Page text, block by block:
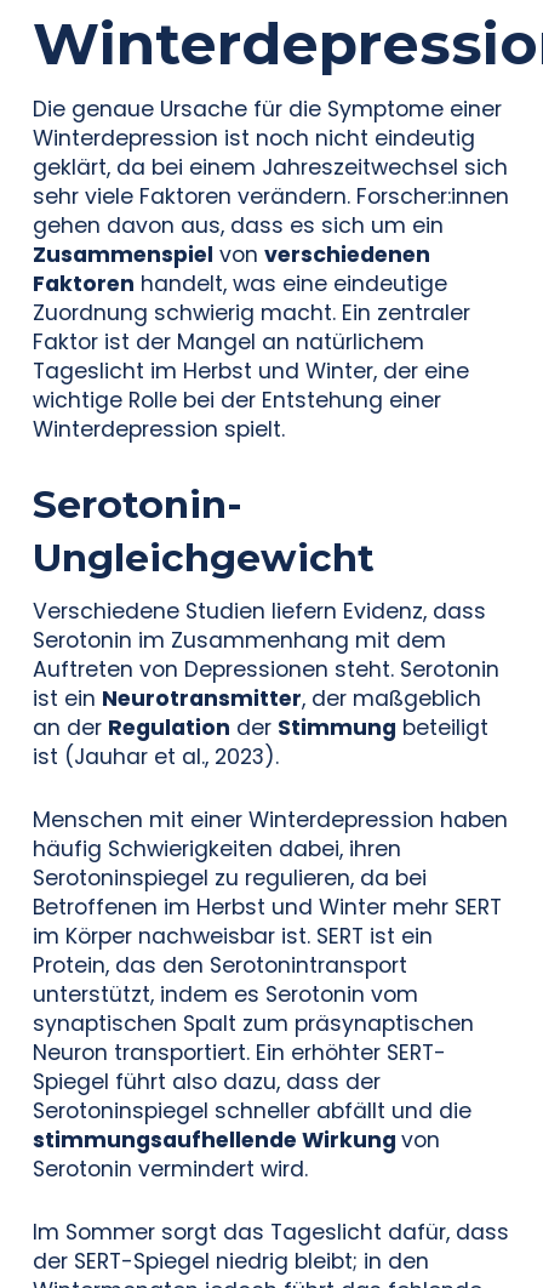
Die genaue Ursache für die Symptome einer
Winterdepression ist noch nicht eindeutig
geklärt, da bei einem Jahreszeitwechsel sich
sehr viele Faktoren verändern. Forscher:innen
gehen davon aus, dass es sich um ein
Zusammenspiel von verschiedenen
Faktoren handelt, was eine eindeutige
Zuordnung schwierig macht. Ein zentraler
Faktor ist der Mangel an natürlichem
Tageslicht im Herbst und Winter, der eine
wichtige Rolle bei der Entstehung einer
Winterdepression spielt.
Serotonin-
Ungleichgewicht
Verschiedene Studien liefern Evidenz, dass
Serotonin im Zusammenhang mit dem
Auftreten von Depressionen steht. Serotonin
ist ein Neurotransmitter, der maßgeblich
an der Regulation der Stimmung beteiligt
ist (Jauhar et al., 2023).
Menschen mit einer Winterdepression haben
häufig Schwierigkeiten dabei, ihren
Serotoninspiegel zu regulieren, da bei
Betroffenen im Herbst und Winter mehr SERT
im Körper nachweisbar ist. SERT ist ein
Protein, das den Serotonintransport
unterstützt, indem es Serotonin vom
synaptischen Spalt zum präsynaptischen
Neuron transportiert. Ein erhöhter SERT-
Spiegel führt also dazu, dass der
Serotoninspiegel schneller abfällt und die
stimmungsaufhellende Wirkung von
Serotonin vermindert wird.
Im Sommer sorgt das Tageslicht dafür, dass
der SERT-Spiegel niedrig bleibt; in den